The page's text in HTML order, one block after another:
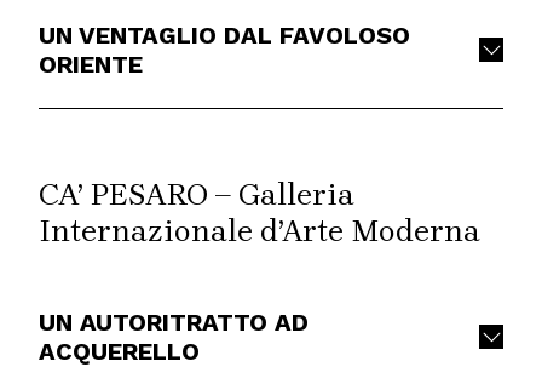
UN VENTAGLIO DAL FAVOLOSO
ORIENTE
CA’ PESARO – Galleria
Internazionale d’Arte Moderna
UN AUTORITRATTO AD
ACQUERELLO